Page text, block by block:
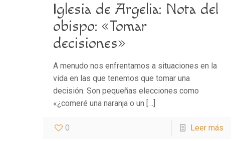
Iglesia de Argelia: Nota del
obispo: «Tomar
decisiones»
A menudo nos enfrentamos a situaciones en la
vida en las que tenemos que tomar una
decisión. Son pequeñas elecciones como
«¿comeré una naranja o un […]
0 Leer más